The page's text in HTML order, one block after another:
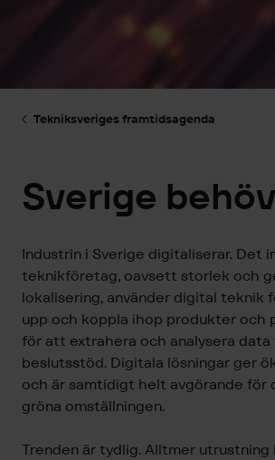
Tekniksveriges framtidsagenda
Sverige
Industrin i Sverige digitaliserar. Det
teknikföretag, oavsett storlek och
lokalisering, använder digital teknik
upp och koppla ihop produkter och
för att extrahera och analysera data
beslutsstöd. Digitala lösningar ger
och är samtidigt helt avgörande för
gröna omställningen.
Trenden är tydlig. Alltmer